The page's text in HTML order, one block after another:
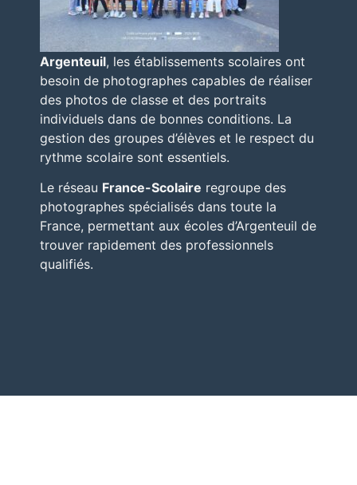
Argenteuil, les établissements scolaires ont
besoin de photographes capables de réaliser
des photos de classe et des portraits
individuels dans de bonnes conditions. La
gestion des groupes d’élèves et le respect du
rythme scolaire sont essentiels.
Le réseau France-Scolaire regroupe des
photographes spécialisés dans toute la
France, permettant aux écoles d’Argenteuil de
trouver rapidement des professionnels
qualifiés.